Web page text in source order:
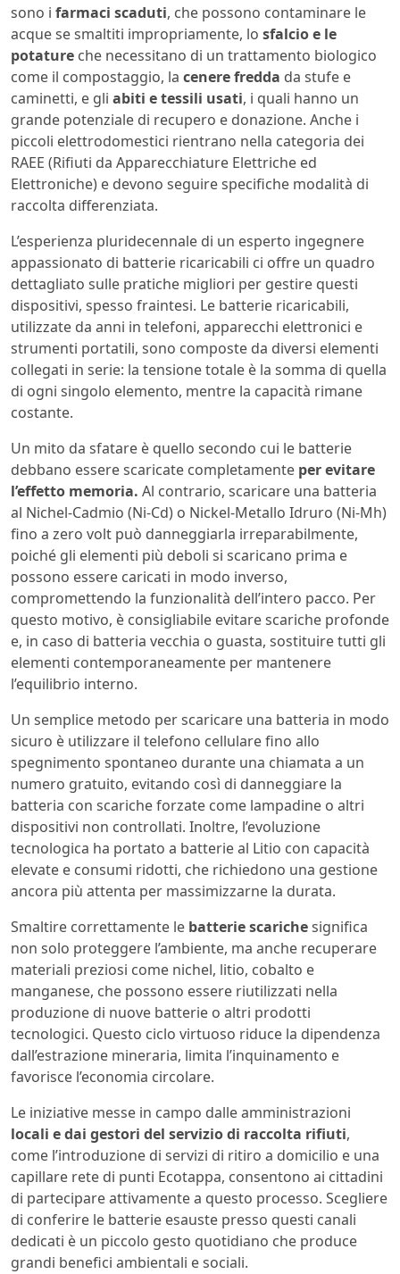
sono i farmaci scaduti, che possono contaminare le
acque se smaltiti impropriamente, lo sfalcio e le
potature che necessitano di un trattamento biologico
come il compostaggio, la cenere fredda da stufe e
caminetti, e gli abiti e tessili usati, i quali hanno un
grande potenziale di recupero e donazione. Anche i
piccoli elettrodomestici rientrano nella categoria dei
RAEE (Rifiuti da Apparecchiature Elettriche ed
Elettroniche) e devono seguire specifiche modalità di
raccolta differenziata.
L’esperienza pluridecennale di un esperto ingegnere
appassionato di batterie ricaricabili ci offre un quadro
dettagliato sulle pratiche migliori per gestire questi
dispositivi, spesso fraintesi. Le batterie ricaricabili,
utilizzate da anni in telefoni, apparecchi elettronici e
strumenti portatili, sono composte da diversi elementi
collegati in serie: la tensione totale è la somma di quella
di ogni singolo elemento, mentre la capacità rimane
costante.
Un mito da sfatare è quello secondo cui le batterie
debbano essere scaricate completamente per evitare
l’effetto memoria. Al contrario, scaricare una batteria
al Nichel-Cadmio (Ni-Cd) o Nickel-Metallo Idruro (Ni-Mh)
fino a zero volt può danneggiarla irreparabilmente,
poiché gli elementi più deboli si scaricano prima e
possono essere caricati in modo inverso,
compromettendo la funzionalità dell’intero pacco. Per
questo motivo, è consigliabile evitare scariche profonde
e, in caso di batteria vecchia o guasta, sostituire tutti gli
elementi contemporaneamente per mantenere
l’equilibrio interno.
Un semplice metodo per scaricare una batteria in modo
sicuro è utilizzare il telefono cellulare fino allo
spegnimento spontaneo durante una chiamata a un
numero gratuito, evitando così di danneggiare la
batteria con scariche forzate come lampadine o altri
dispositivi non controllati. Inoltre, l’evoluzione
tecnologica ha portato a batterie al Litio con capacità
elevate e consumi ridotti, che richiedono una gestione
ancora più attenta per massimizzarne la durata.
Smaltire correttamente le batterie scarichesignifica
non solo proteggere l’ambiente, ma anche recuperare
materiali preziosi come nichel, litio, cobalto e
manganese, che possono essere riutilizzati nella
produzione di nuove batterie o altri prodotti
tecnologici. Questo ciclo virtuoso riduce la dipendenza
dall’estrazione mineraria, limita l’inquinamento e
favorisce l’economia circolare.
Le iniziative messe in campo dalle amministrazioni
locali e dai gestori del servizio di raccolta rifiuti,
come l’introduzione di servizi di ritiro a domicilio e una
capillare rete di punti Ecotappa, consentono ai cittadini
di partecipare attivamente a questo processo. Scegliere
di conferire le batterie esauste presso questi canali
dedicati è un piccolo gesto quotidiano che produce
grandi benefici ambientali e sociali.